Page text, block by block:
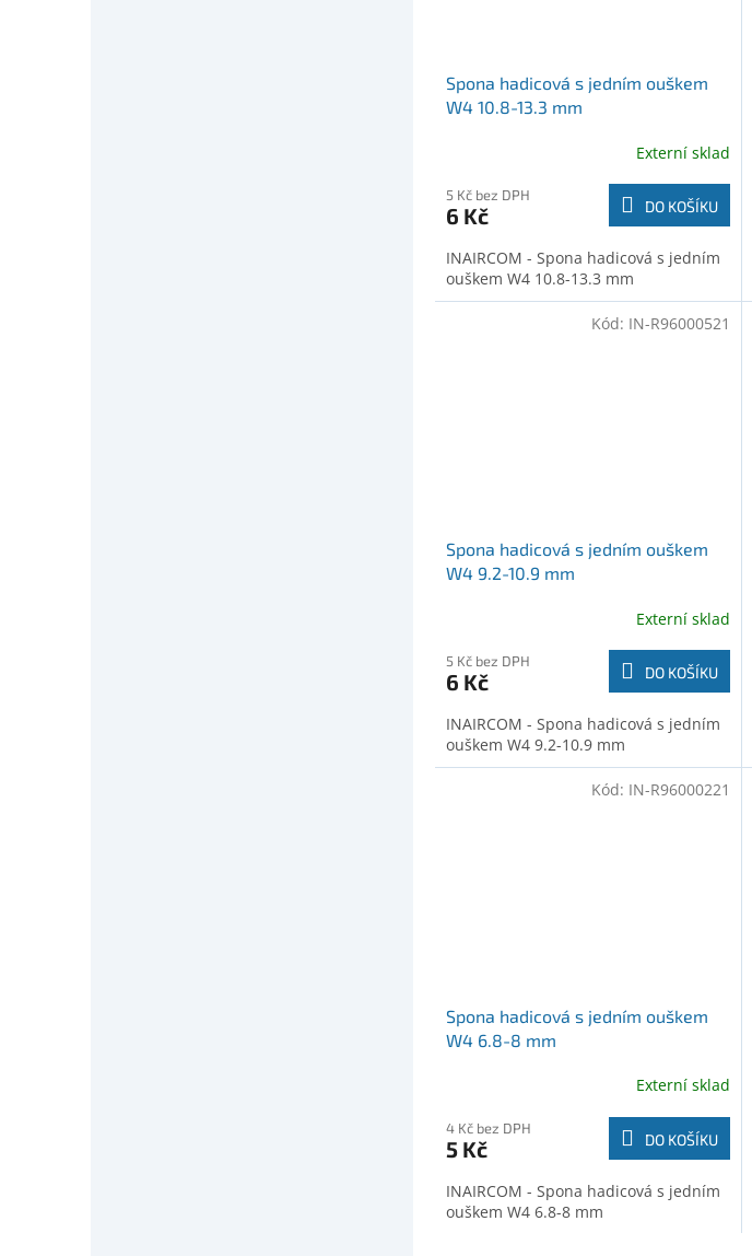
Spona hadicová s jedním ouškem
W4 10.8-13.3 mm
Externí sklad
5 Kč bez DPH
6 Kč DO KOŠÍKU
INAIRCOM - Spona hadicová s jedním
ouškem W4 10.8-13.3 mm
Spona hadicová s jedním ouškem
W4 9.2-10.9 mm
Externí sklad
5 Kč bez DPH
6 Kč DO KOŠÍKU
INAIRCOM - Spona hadicová s jedním
ouškem W4 9.2-10.9 mm
Kód: IN-R96000521
Spona hadicová s jedním ouškem
W4 6.8-8 mm
Externí sklad
4 Kč bez DPH
5 Kč DO KOŠÍKU
INAIRCOM - Spona hadicová s jedním
ouškem W4 6.8-8 mm
Kód: IN-R96000221